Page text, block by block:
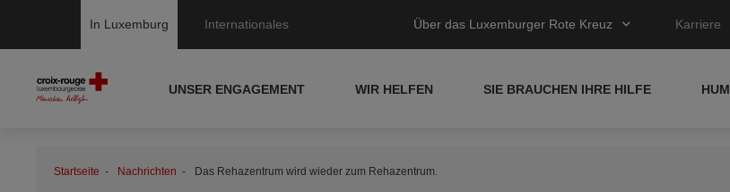
In Luxemburg Internationales Über das Luxemburger Rote Kreuz Karriere
UNSER ENGAGEMENT WIR HELFEN SIE BRAUCHEN IHRE HILFE
Startseite Nachrichten Das Rehazentrum wird wieder zum Rehazentrum.